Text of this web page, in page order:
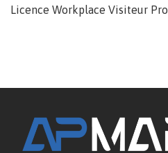
Licence Workplace Visiteur Pro